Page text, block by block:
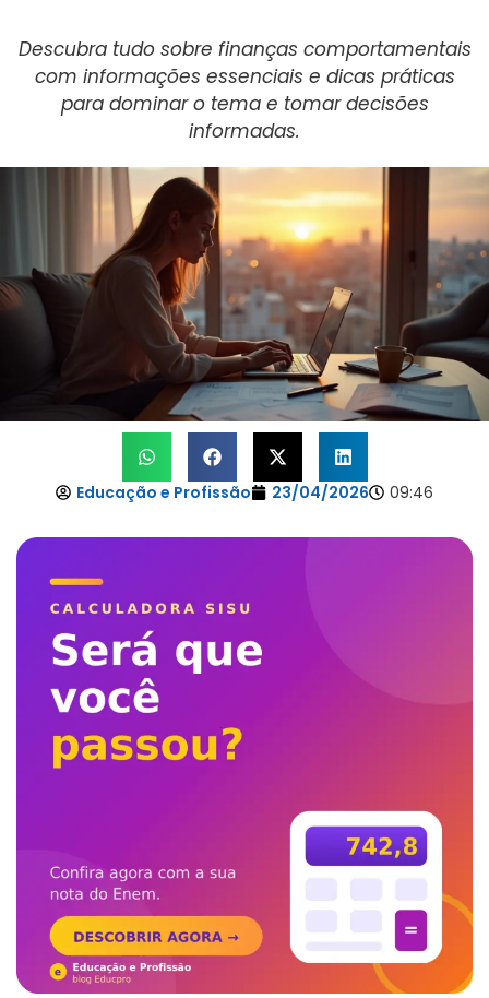
Descubra tudo sobre finanças comportamentais
com informações essenciais e dicas práticas
para dominar o tema e tomar decisões
informadas.
Educação e Profissão 23/04/2026 09:46